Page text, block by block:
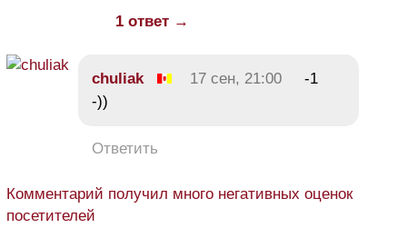
1 ответ →
chuliak 17 сен, 21:00
-1
-))
Ответить
Комментарий получил много негативных оценок
посетителей